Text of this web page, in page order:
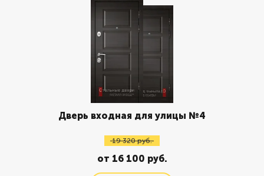
Дверь входная для улицы №4
19 320 руб.
от 16 100 руб.